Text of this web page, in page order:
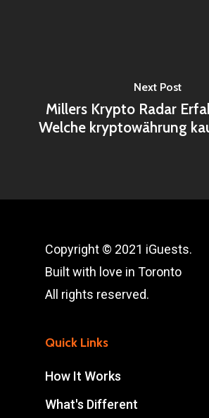
Next Post
Millers Krypto Radar
Welche kryptowährung
Copyright © 2021 iGuests.
Built with love in Toronto
All rights reserved.
Quick Links
How It Works
What's Different